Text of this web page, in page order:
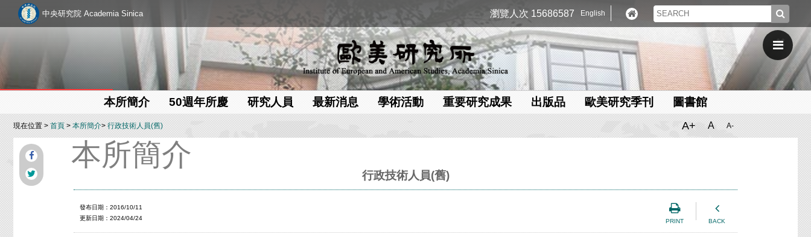
中央研究院 Academia Sinica 瀏覽人次 15686587 English
本所簡介 50週年所慶 研究人員 最新消息 學術活動 重要研究成果 出版品 歐美研究季刊 圖書館
現在位置 >首頁>本所簡介>行政技術人員(舊) A+ A A-
本所簡介
行政技術人員(舊)
PRINT BACK
發布日期：2016/10/11
更新日期：2024/04/24